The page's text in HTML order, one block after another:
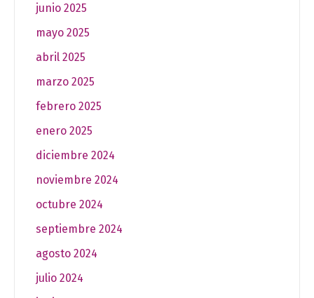
junio 2025
mayo 2025
abril 2025
marzo 2025
febrero 2025
enero 2025
diciembre 2024
noviembre 2024
octubre 2024
septiembre 2024
agosto 2024
julio 2024